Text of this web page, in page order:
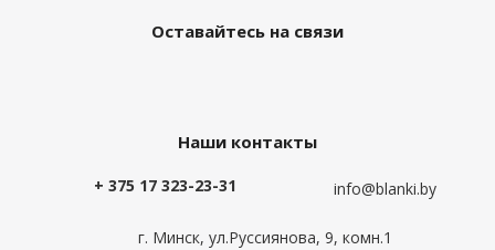
Оставайтесь на связи
Наши контакты
+ 375 17 323-23-31 info@blanki.by
г. Минск, ул.Руссиянова, 9, комн.1